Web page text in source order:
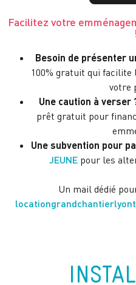
Facilitez votre
!
Besoin de présenter
100% gratuit qui facilite
votre
Une caution à verser
prêt gratuit pour
Une subvention pour
JEUNEpour les
Un mail dédié